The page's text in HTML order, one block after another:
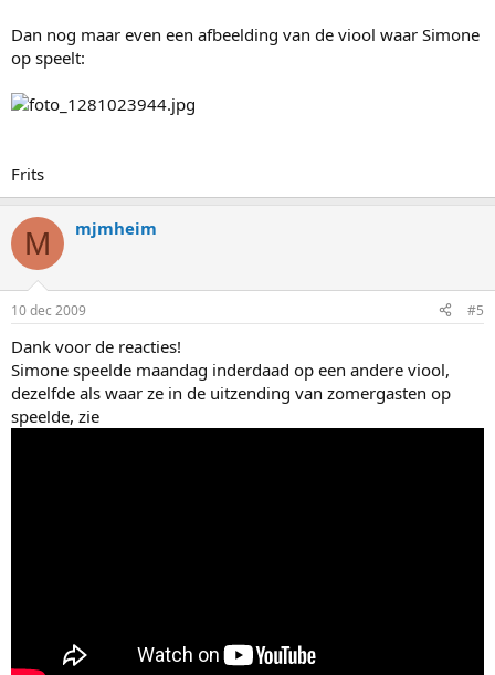
Dan nog maar even een afbeelding van de viool waar Simone
op speelt:
Frits
M mjmheim
10 dec 2009 #5
Dank voor de reacties!
Simone speelde maandag inderdaad op een andere viool,
dezelfde als waar ze in de uitzending van zomergasten op
speelde, zie